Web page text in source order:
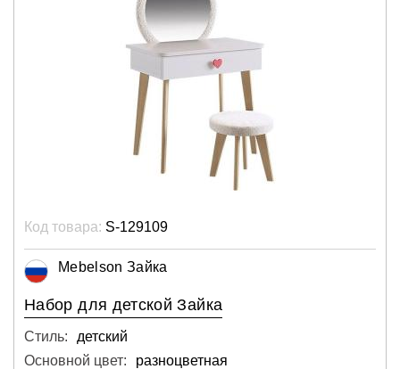
Код товара: S-129109
Mebelson Зайка
Набор для детской Зайка
Стиль:
детский
Основной цвет:
разноцветная